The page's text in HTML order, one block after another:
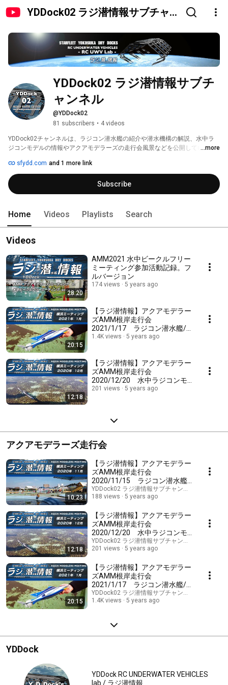
YDDock02 ラジ潜情報サブチャ
YDDock02 ラジ潜情報サブチ
ャンネル
@YDDock02
81 subscribers • 4 videos
YDDock02チャンネルは、ラジコン潜水艦の紹介や潜水機構の解説、水中ラ
ジコンモデルの情報やアクアモデラーズの走行会風景などを公開していきま
...more
sfydd.com and 1 more link
Subscribe
Home Videos Playlists Search
Videos
28:20
AMM2021 水中ビークルフリー
ミーティング参加活動記録。フ
ルバージョン
174 views 5 years ago
20:15
【ラジ潜情報】アクアモデラー
ズAMM根岸走行会
2021/1/17 ラジコン潜水艦/水
中モデル
1.4K views 5 years ago
12:18
【ラジ潜情報】アクアモデラー
ズAMM根岸走行会
2020/12/20 水中ラジコンモ
デル
201 views 5 years ago
アクアモデラーズ走行会
10:23
【ラジ潜情報】アクアモデラー
ズAMM根岸走行会
2020/11/15 ラジコン潜水艦/
水中モデル
YDDock02 ラジ潜情報サブチャンネル
188 views
5 years ago
12:18
【ラジ潜情報】アクアモデラー
ズAMM根岸走行会
2020/12/20 水中ラジコンモ
デル
YDDock02 ラジ潜情報サブチャンネル
201 views
5 years ago
20:15
【ラジ潜情報】アクアモデラー
ズAMM根岸走行会
2021/1/17 ラジコン潜水艦/水
中モデル
YDDock02 ラジ潜情報サブチャンネル
1.4K views
5 years ago
YDDock
YDDock RC UNDERWATER VEHICLES
lab / ラジ潜情報